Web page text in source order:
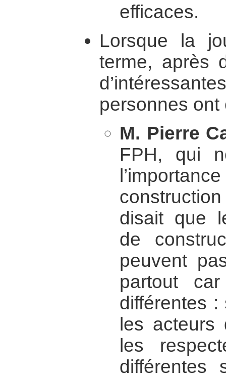
efficaces.
Lorsque la
terme, après
personnes
M. Pierre
FPH, qui
disait que
de
peuvent
partout
différentes
les
les
différentes